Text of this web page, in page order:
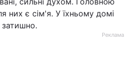
них є сім'я. У їхньому домі
Реклама